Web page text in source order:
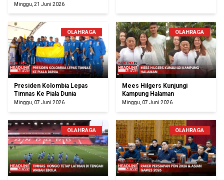
Minggu, 21 Juni 2026
OLAHRAGA
Presiden Kolombia Lepas
Timnas Ke Piala Dunia
Minggu, 07 Juni 2026
OLAHRAGA
Mees Hilgers Kunjungi
Kampung Halaman
Minggu, 07 Juni 2026
OLAHRAGA OLAHRAGA